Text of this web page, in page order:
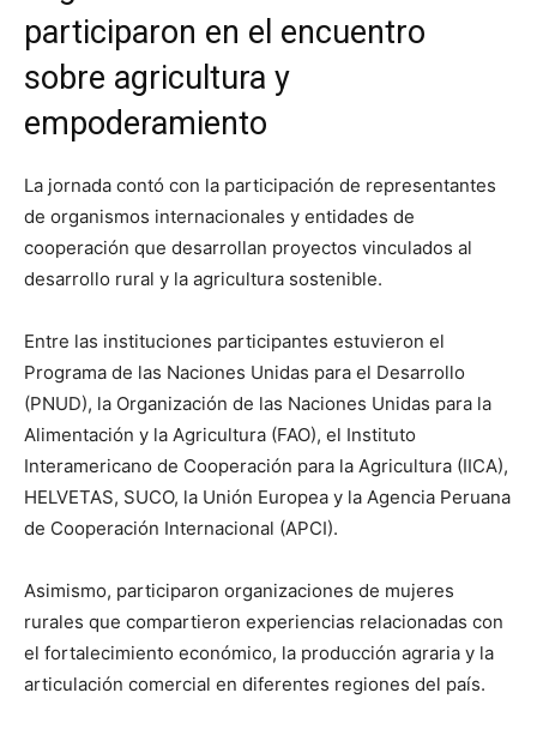
participaron en el encuentro
sobre agricultura y
empoderamiento
La jornada contó con la participación de representantes
de organismos internacionales y entidades de
cooperación que desarrollan proyectos vinculados al
desarrollo rural y la agricultura sostenible.
Entre las instituciones participantes estuvieron el
Programa de las Naciones Unidas para el Desarrollo
(PNUD), la Organización de las Naciones Unidas para la
Alimentación y la Agricultura (FAO), el Instituto
Interamericano de Cooperación para la Agricultura (IICA),
HELVETAS, SUCO, la Unión Europea y la Agencia Peruana
de Cooperación Internacional (APCI).
Asimismo, participaron organizaciones de mujeres
rurales que compartieron experiencias relacionadas con
el fortalecimiento económico, la producción agraria y la
articulación comercial en diferentes regiones del país.